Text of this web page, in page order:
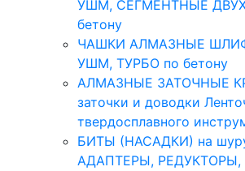
УШМ, СЕГМЕНТНЫЕ
бетону
ЧАШКИ АЛМАЗНЫЕ
УШМ, ТУРБО по бетону
АЛМАЗНЫЕ ЗАТОЧНЫЕ
заточки и доводки
твердосплавного
БИТЫ (НАСАДКИ) на
АДАПТЕРЫ, РЕДУКТОРЫ,